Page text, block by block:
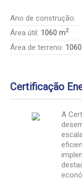
Ano de construção:
Área útil: 1060 m2
Área de terreno:
Certificação
A